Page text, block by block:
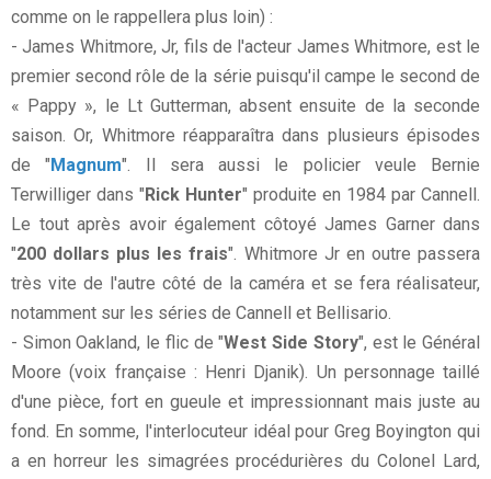
comme on le rappellera plus loin) :
- James Whitmore, Jr, fils de l'acteur James Whitmore, est le
premier second rôle de la série puisqu'il campe le second de
« Pappy », le Lt Gutterman, absent ensuite de la seconde
saison. Or, Whitmore réapparaîtra dans plusieurs épisodes
de "Magnum". Il sera aussi le policier veule Bernie
Terwilliger dans "Rick Hunter" produite en 1984 par Cannell.
Le tout après avoir également côtoyé James Garner dans
"200 dollars plus les frais". Whitmore Jr en outre passera
très vite de l'autre côté de la caméra et se fera réalisateur,
notamment sur les séries de Cannell et Bellisario.
- Simon Oakland, le flic de "West Side Story", est le Général
Moore (voix française : Henri Djanik). Un personnage taillé
d'une pièce, fort en gueule et impressionnant mais juste au
fond. En somme, l'interlocuteur idéal pour Greg Boyington qui
a en horreur les simagrées procédurières du Colonel Lard,